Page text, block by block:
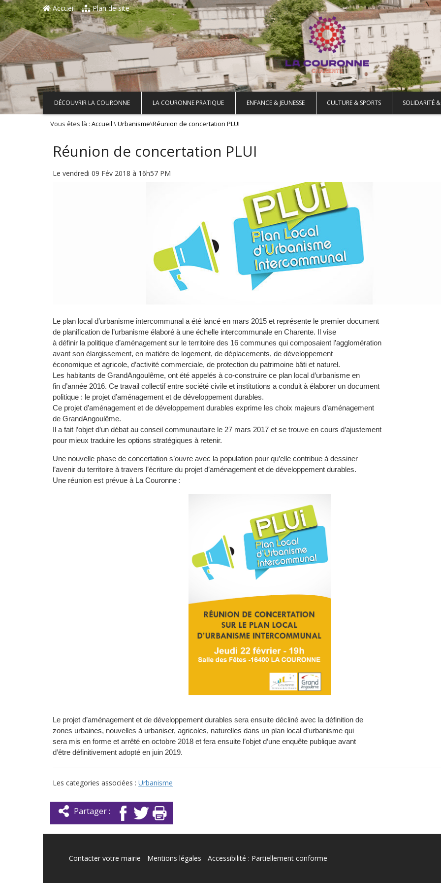
Aller au contenu principal
Accueil
Plan de site
DÉCOUVRIR LA COURONNE LA COURONNE PRATIQUE ENFANCE & JEUNESSE CULTURE & SPORTS SOLIDARITÉ
Vous êtes là : Accueil \Urbanisme\Réunion de concertation PLUI
Réunion de concertation PLUI
Le vendredi 09 Fév 2018 à 16h57 PM
Le plan local d’urbanisme intercommunal a été lancé en mars 2015 et représente le premier document
de planification de l’urbanisme élaboré à une échelle intercommunale en Charente. Il vise
à définir la politique d’aménagement sur le territoire des 16 communes qui composaient l’agglomération
avant son élargissement, en matière de logement, de déplacements, de développement
économique et agricole, d’activité commerciale, de protection du patrimoine bâti et naturel.
Les habitants de GrandAngoulême, ont été appelés à co-construire ce plan local d’urbanisme en
fin d’année 2016. Ce travail collectif entre société civile et institutions a conduit à élaborer un document
politique : le projet d’aménagement et de développement durables.
Ce projet d’aménagement et de développement durables exprime les choix majeurs d’aménagement
de GrandAngoulême.
Il a fait l’objet d’un débat au conseil communautaire le 27 mars 2017 et se trouve en cours d’ajustement
pour mieux traduire les options stratégiques à retenir.
Une nouvelle phase de concertation s’ouvre avec la population pour qu’elle contribue à dessiner
l’avenir du territoire à travers l’écriture du projet d’aménagement et de développement durables.
Une réunion est prévue à La Couronne :
Le projet d’aménagement et de développement durables sera ensuite décliné avec la définition de
zones urbaines, nouvelles à urbaniser, agricoles, naturelles dans un plan local d’urbanisme qui
sera mis en forme et arrêté en octobre 2018 et fera ensuite l’objet d’une enquête publique avant
d’être définitivement adopté en juin 2019.
Les categories associées : Urbanisme
Partager :
Contacter votre mairie Mentions légales Accessibilité : Partiellement conforme